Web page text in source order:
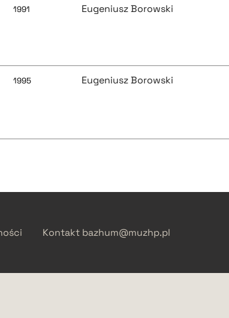
1991 Eugeniusz Borowski
1995 Eugeniusz Borowski
Kontakt bazhum@muzhp.pl